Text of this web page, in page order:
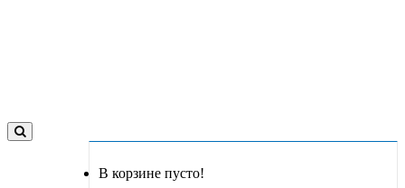
В корзине пусто!